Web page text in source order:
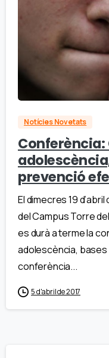
Notícies Novetats
Conferència:
prevenció
El dimecres 19 d’abril
del Campus Torre
es durà a terme la
adolescència,
conferència...
5 d'abril de 2017